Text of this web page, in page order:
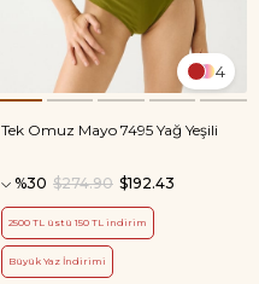
4
Tek Omuz Mayo 7495 Yağ Yeşili
%30 $192.43
$274.90
2500 TL üstü 150 TL indirim
Büyük Yaz İndirimi